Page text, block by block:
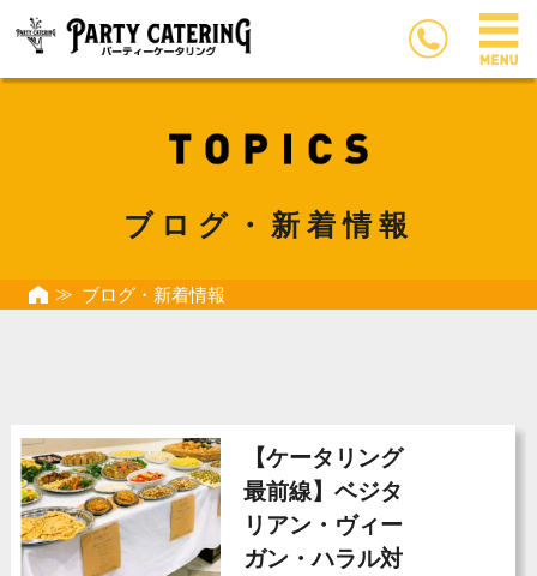
ブログ・新着情報
ブログ・新着情報
【ケータリング
最前線】ベジタ
リアン・ヴィー
ガン・ハラル対